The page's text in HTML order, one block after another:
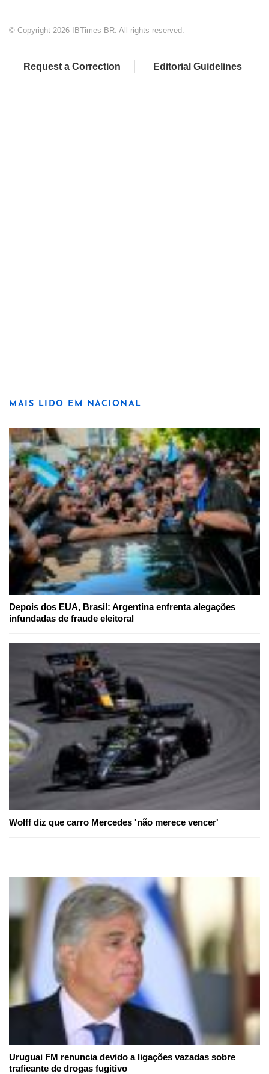
© Copyright 2026 IBTimes BR. All rights reserved.
Request a Correction Editorial Guidelines
MAIS LIDO EM NACIONAL
Depois dos EUA, Brasil: Argentina enfrenta alegações
infundadas de fraude eleitoral
Wolff diz que carro Mercedes 'não merece vencer'
Uruguai FM renuncia devido a ligações vazadas sobre
traficante de drogas fugitivo